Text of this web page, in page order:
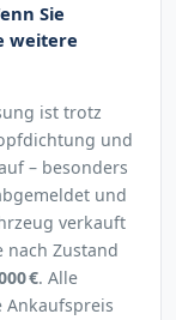
Sie
weitere
ist trotz
und
– besonders
und
verkauft
nach Zustand
€. Alle
Ankaufspreis